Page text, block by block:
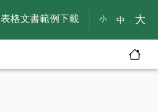
表格文書範例下載 小 中 大